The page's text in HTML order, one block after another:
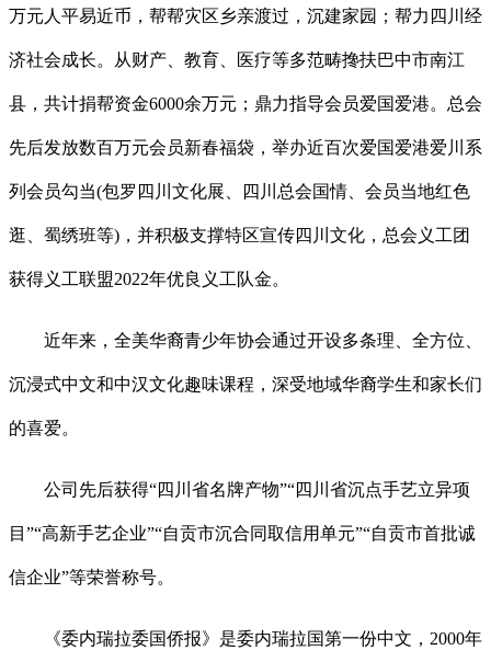
万元人平易近币，帮帮灾区乡亲渡过，沉建家园；帮力四川经
济社会成长。从财产、教育、医疗等多范畴搀扶巴中市南江
县，共计捐帮资金6000余万元；鼎力指导会员爱国爱港。总会
先后发放数百万元会员新春福袋，举办近百次爱国爱港爱川系
列会员勾当(包罗四川文化展、四川总会国情、会员当地红色
逛、蜀绣班等)，并积极支撑特区宣传四川文化，总会义工团
获得义工联盟2022年优良义工队金。
近年来，全美华裔青少年协会通过开设多条理、全方位、
沉浸式中文和中汉文化趣味课程，深受地域华裔学生和家长们
的喜爱。
公司先后获得“四川省名牌产物”“四川省沉点手艺立异项
目”“高新手艺企业”“自贡市沉合同取信用单元”“自贡市首批诚
信企业”等荣誉称号。
《委内瑞拉委国侨报》是委内瑞拉国第一份中文，2000年